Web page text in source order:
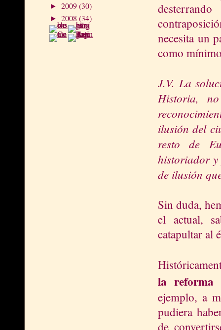
► 2009(30)
► 2008 (34)
necesita un
como
J.V. La
Historia,
ilusión del
resto de
historiador y
de ilusión
Sin duda,
el actual,
catapultar al
la reforma
ejemplo, a
pudiera
de